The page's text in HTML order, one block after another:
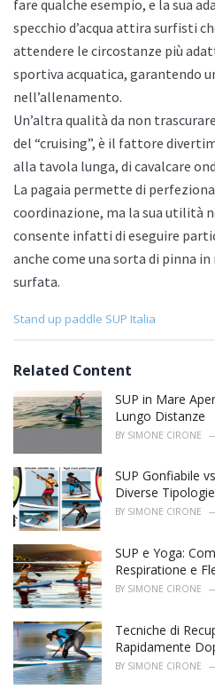
fare qualche esempio, e la sua
specchio d’acqua attira surfisti
attendere le circostanze più
sportiva acquatica, garantendo
nell’allenamento.
Un’altra qualità da non
del “cruising”, è il fattore
alla tavola lunga, di cavalcare
La pagaia permette di
coordinazione, ma la sua utilità
consente infatti di eseguire
anche come una sorta di pinna
surfata.
C
e
o
r
i
:
Stand up paddle SUP Italia
Related Content
SUP in Mare
Lungo Distanze
BY SIMONE CIRONE
SUP Gonfiabile
Diverse
BY SIMONE CIRONE
SUP e Yoga:
Respiratione e
BY SIMONE CIRONE
Tecniche di
Rapidamente
BY SIMONE CIRONE